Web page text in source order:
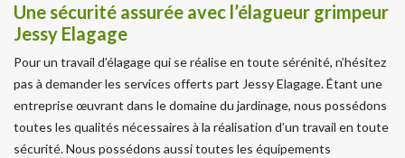
Une sécurité assurée avec l’élagueur grimpeur
Jessy Elagage
Pour un travail d’élagage qui se réalise en toute sérénité, n’hésitez
pas à demander les services offerts part Jessy Elagage. Étant une
entreprise œuvrant dans le domaine du jardinage, nous possédons
toutes les qualités nécessaires à la réalisation d’un travail en toute
sécurité. Nous possédons aussi toutes les équipements